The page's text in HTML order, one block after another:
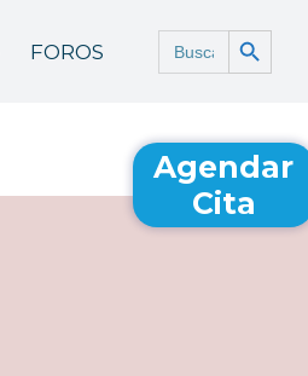
FOROS
Buscar: Botón de
Agendar
Cita